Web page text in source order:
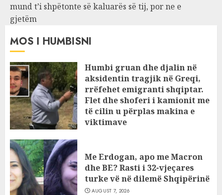
mund t’i shpëtonte së kaluarës së tij, por ne e
gjetëm
MOS I HUMBISNI
Humbi gruan dhe djalin në
aksidentin tragjik në Greqi,
rrëfehet emigranti shqiptar.
Flet dhe shoferi i kamionit me
të cilin u përplas makina e
viktimave
Me Erdogan, apo me Macron
dhe BE? Rasti i 32-vjeçares
turke vë në dilemë Shqipërinë
AUGUST 7, 2026